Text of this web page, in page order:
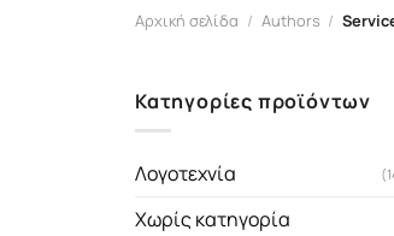
Αρχική σελίδα / Authors /
Κατηγορίες προϊόντων
Λογοτεχνία
Χωρίς κατηγορία